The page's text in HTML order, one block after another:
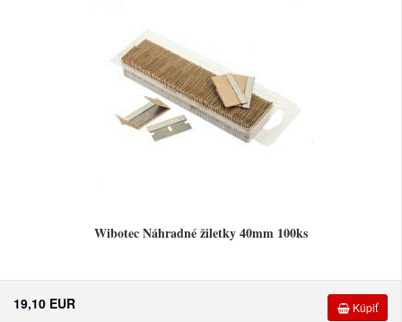
Wibotec Náhradné žiletky 40mm 100ks
Kúpiť
19,10 EUR